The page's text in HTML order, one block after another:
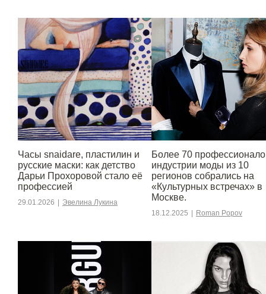
Часы snaidare, пластилин и
русские маски: как детство
Дарьи Прохоровой стало её
профессией
29.01.2026 Эвелина Лукина
Более 70
индустрии моды из 10
регионов собрались на
«Культурных встречах» в
Москве.
18.12.2025 Roman Popov